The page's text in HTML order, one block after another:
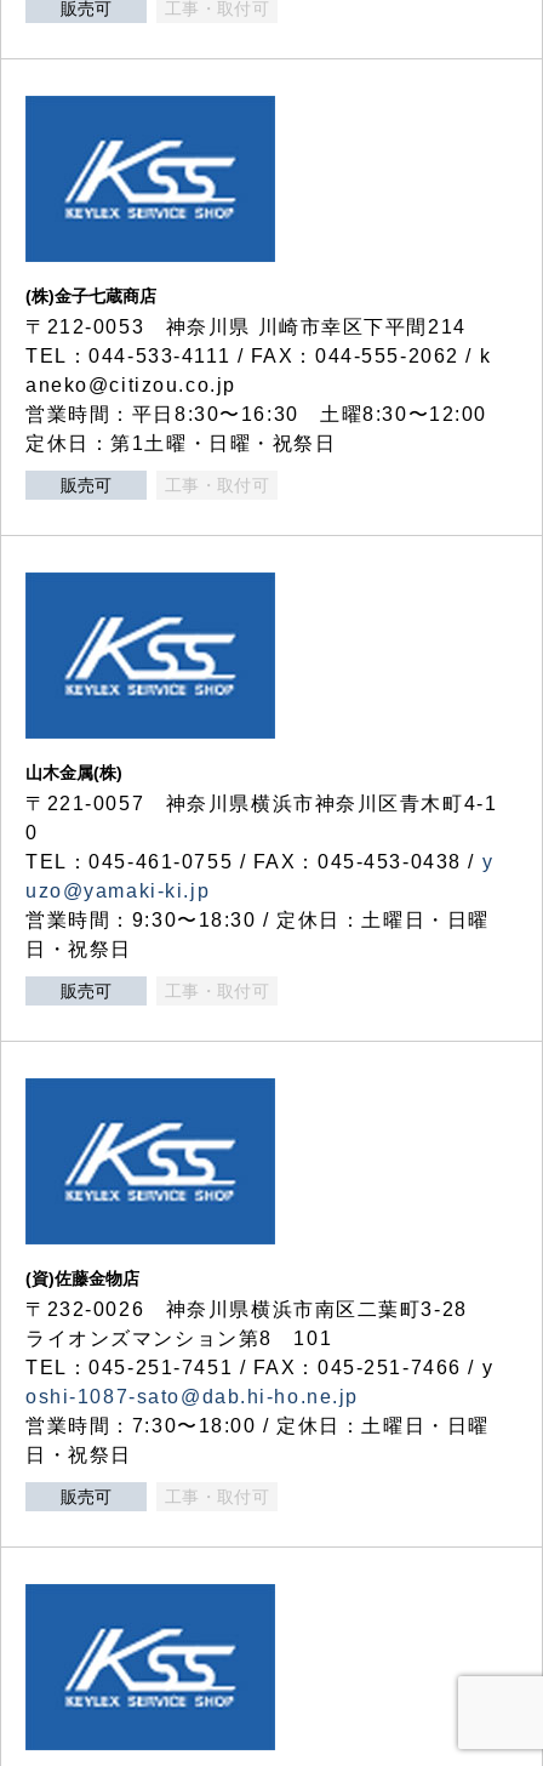
販売可 工事・取付可
(株)金子七蔵商店
〒212-0053 神奈川県 川崎市幸区下平間214
TEL：044-533-4111 / FAX：044-555-2062 / k
aneko@citizou.co.jp
営業時間：平日8:30〜16:30 土曜8:30〜12:00
定休日：第1土曜・日曜・祝祭日
販売可 工事・取付可
山木金属(株)
〒221-0057 神奈川県横浜市神奈川区青木町4-1
0
TEL：045-461-0755 / FAX：045-453-0438 / y
uzo@yamaki-ki.jp
営業時間：9:30〜18:30 / 定休日：土曜日・日曜
日・祝祭日
販売可 工事・取付可
(資)佐藤金物店
〒232-0026 神奈川県横浜市南区二葉町3-28
ライオンズマンション第8 101
TEL：045-251-7451 / FAX：045-251-7466 / y
oshi-1087-sato@dab.hi-ho.ne.jp
営業時間：7:30〜18:00 / 定休日：土曜日・日曜
日・祝祭日
販売可 工事・取付可